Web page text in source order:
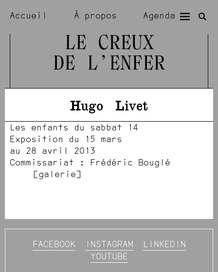
Accueil À propos Agenda
Expositions Résidences
Artistes
LE CREUX
DE L’ENFER
Hugo Livet
Les enfants du sabbat 14
Exposition du 15 mars
au 28 avril 2013
Commissariat : Frédéric Bouglé
galerie
FACEBOOK INSTAGRAM
LINKEDIN
YOUTUBE